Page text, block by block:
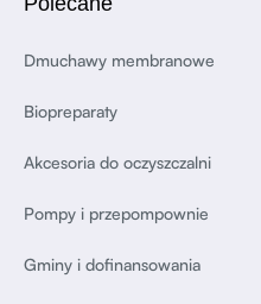
Dmuchawy membranowe
Biopreparaty
Akcesoria do oczyszczalni
Pompy i przepompownie
Gminy i dofinansowania